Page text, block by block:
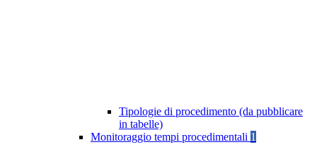
Tipologie di procedimento (da pubblicare
in tabelle)
Monitoraggio tempi procedimentali 1